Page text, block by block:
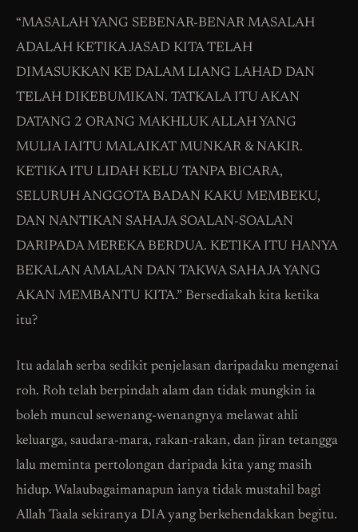
“MASALAH YANG SEBENAR-BENAR MASALAH
ADALAH KETIKA JASAD KITA TELAH
DIMASUKKAN KE DALAM LIANG LAHAD DAN
TELAH DIKEBUMIKAN. TATKALA ITU AKAN
DATANG 2 ORANG MAKHLUK ALLAH YANG
MULIA IAITU MALAIKAT MUNKAR & NAKIR.
KETIKA ITU LIDAH KELU TANPA BICARA,
SELURUH ANGGOTA BADAN KAKU MEMBEKU,
DAN NANTIKAN SAHAJA SOALAN-SOALAN
DARIPADA MEREKA BERDUA. KETIKA ITU HANYA
BEKALAN AMALAN DAN TAKWA SAHAJA YANG
AKAN MEMBANTU KITA.” Bersediakah kita ketika
itu?
Itu adalah serba sedikit penjelasan daripadaku mengenai
roh. Roh telah berpindah alam dan tidak mungkin ia
boleh muncul sewenang-wenangnya melawat ahli
keluarga, saudara-mara, rakan-rakan, dan jiran tetangga
lalu meminta pertolongan daripada kita yang masih
hidup. Walaubagaimanapun ianya tidak mustahil bagi
Allah Taala sekiranya DIA yang berkehendakkan begitu.